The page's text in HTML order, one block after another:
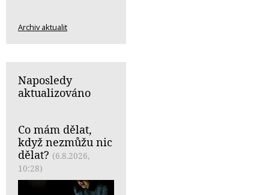
Archiv aktualit
Naposledy
aktualizováno
Co mám dělat,
když nezmůžu nic
dělat? (6.8.2026,
10:28)